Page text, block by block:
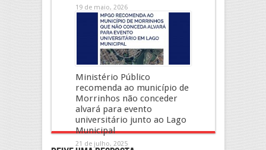
19 de maio, 2026
Ministério Público
recomenda ao município de
Morrinhos não conceder
alvará para evento
universitário junto ao Lago
Municipal
21 de julho, 2025